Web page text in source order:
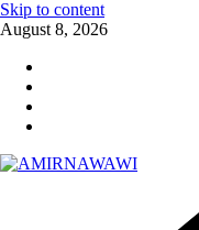
Skip to content
August 8, 2026